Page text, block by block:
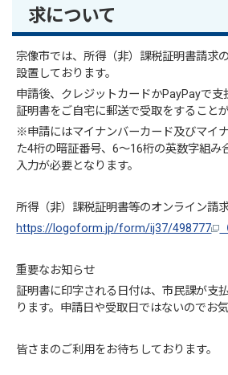
求について
宗像市では、所得（非）課税証明書請求
設置しております。
申請後、クレジットカードかPayPayで支
証明書をご自宅に郵送で受取をすることが
※申請にはマイナンバーカード及びマイ
た4桁の暗証番号、6～16桁の英数字組み
入力が必要となります。
所得（非）課税証明書等のオンライン請
https://logoform.jp/form/ij37/498777
重要なお知らせ
証明書に印字される日付は、市民課が支
ります。申請日や受取日ではないのでお
皆さまのご利用をお待ちしております。